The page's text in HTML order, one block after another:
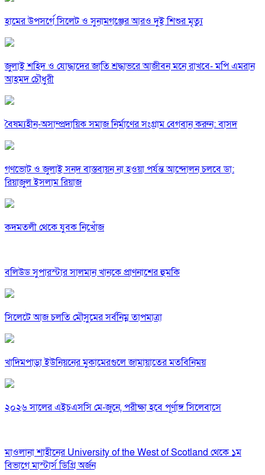
হামের উপসর্গে সিলেট ও সুনামগঞ্জের আরও দুই শিশুর মৃত্যু
জুলাই শহিদ ও যোদ্ধাদের জাতি শ্রদ্ধাভরে আজীবন মনে রাখবে- মপি এমরান
আহমদ চৌধুরী
বৈষম্যহীন-অসাম্প্রদায়িক সমাজ নির্মাণের সংগ্রাম বেগবান করুন: বাসদ
গণভোট ও জুলাই সনদ বাস্তবায়ন না হওয়া পর্যন্ত আন্দোলন চলবে ডা:
রিয়াজুল ইসলাম রিয়াজ
কদমতলী থেকে যুবক নিখোঁজ
বলিউড সুপারস্টার সালমান খানকে প্রাণনাশের হুমকি
সিলেটে আজ চলতি মৌসুমের সর্বনিম্ন তাপমাত্রা
খাদিমপাড়া ইউনিয়নের মুকামেরগুলে জামায়াতের মতবিনিময়
২০২৬ সালের এইচএসসি মে-জুনে, পরীক্ষা হবে পূর্ণাঙ্গ সিলেবাসে
মাওলানা শাহীনের University of the West of Scotland থেকে ১ম
বিভাগে মাস্টার্স ডিগ্রি অর্জন